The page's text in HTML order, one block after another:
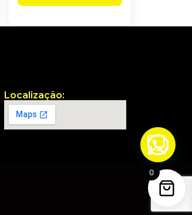
Localização:
0